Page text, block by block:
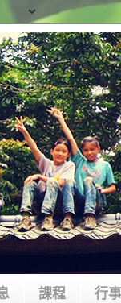
課程 行